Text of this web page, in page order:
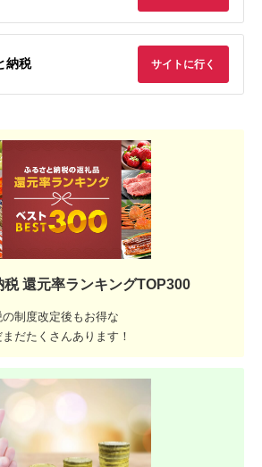
納税 サイトに行く
税 還元率ランキングTOP300
制度改定後もお得な
だたくさんあります！